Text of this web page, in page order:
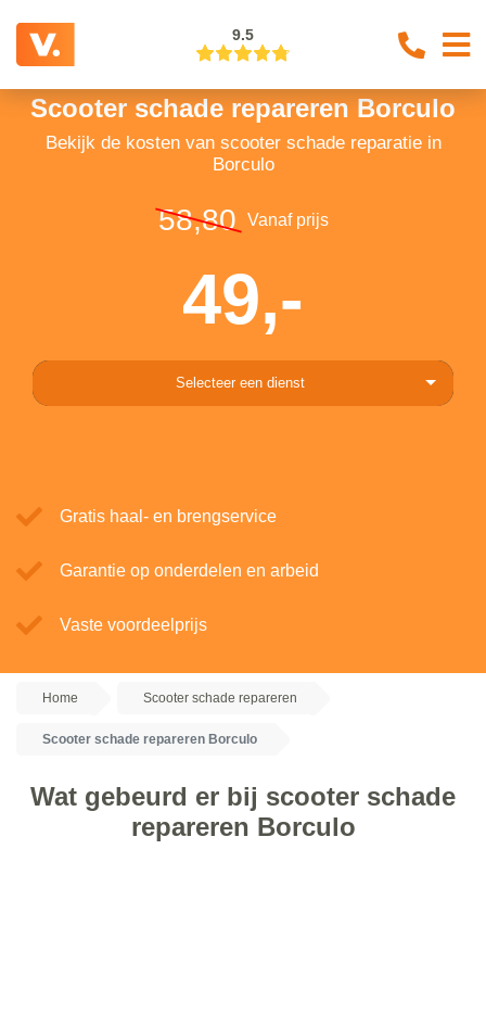
9.5
Scooter schade repareren Borculo
Bekijk de kosten van scooter schade reparatie in
Borculo
58,80 Vanaf prijs
49,-
Selecteer een dienst
Gratis haal- en brengservice
Garantie op onderdelen en arbeid
Vaste voordeelprijs
Home Scooter schade repareren
Scooter schade repareren Borculo
Wat gebeurd er bij scooter schade
repareren Borculo